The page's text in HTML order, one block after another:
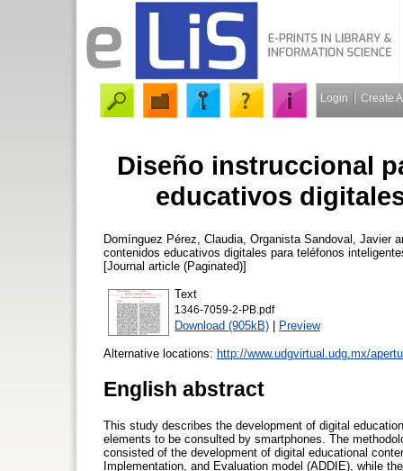
Login Create
Diseño instruccional
educativos
Domínguez Pérez, Claudia Organista Sandoval, Javier
contenidos educativos digitales para teléfonos
[Journal article (Paginated)]
Text
1346-7059-2-PB.pdf
Download (905kB) | Preview
Alternative locations: http://www.udgvirtual.udg.mx/
English abstract
This study describes the development of digital
elements to be consulted by smartphones. The
consisted of the development of digital educational
Implementation, and Evaluation model (ADDIE), while